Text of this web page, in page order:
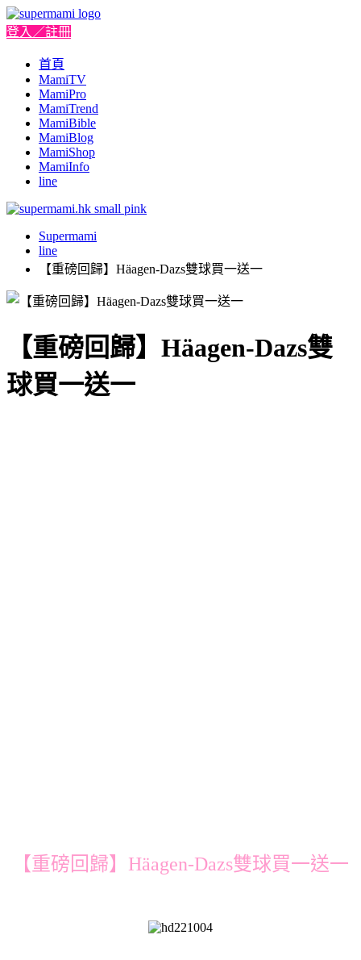
登入／註冊
首頁
MamiTV
MamiPro
MamiTrend
MamiBible
MamiBlog
MamiShop
MamiInfo
line
Supermami
line
【重磅回歸】Häagen-Dazs雙球買一送一
【重磅回歸】Häagen-Dazs雙
球買一送一
【重磅回歸】Häagen-Dazs雙球買一送一